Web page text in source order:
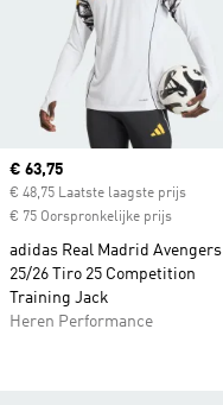
Current price
€ 63,75
€ 48,75 Laatste laagste prijs
€ 75 Oorspronkelijke prijs
adidas Real Madrid Avengers
25/26 Tiro 25 Competition
Training Jack
Heren Performance